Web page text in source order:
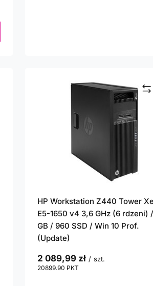
HP Workstation Z440 Tower
E5-1650 v4 3,6 GHz (6 rdzeni)
GB / 960 SSD / Win 10 Prof.
(Update)
2 089,99 zł / szt.
20899.90 PKT